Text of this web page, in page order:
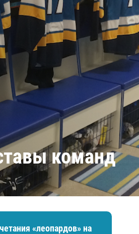
команд
«леопардов» на